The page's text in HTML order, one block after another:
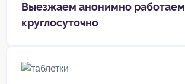
Выезжаем анонимно работаем
круглосуточно